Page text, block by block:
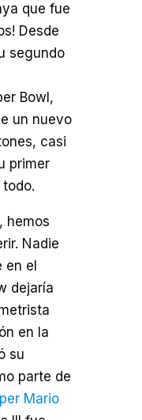
que fue
Desde
segundo
Bowl,
un nuevo
casi
primer
hemos
Nadie
en el
dejaría
en la
su
parte de
Mario